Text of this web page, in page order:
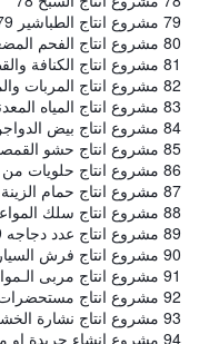
79 مشروع انتاج الطباشير 79
80 مشروع انتاج الفحم المضغوط 80
81 مشروع انتاج الكنافة والقطائف 81
82 مشروع انتاج المربات والمشروبات 82
83 مشروع انتاج المياه المعدنية 83
84 مشروع انتاج بيض الدواجن 84
85 مشروع انتاج حشو القمصان والبدل 85
86 مشروع انتاج حلويات من المنزل 86
87 مشروع انتاج حمام الزينة 87
88 مشروع انتاج سلك المواعين الاستنلس 88
89 مشروع انتاج عدد دجاجه 89
90 مشروع انتاج فرش السيارات 90
91 مشروع انتاج مربى الـموالح 91
92 مشروع انتاج مستحضرات التجميل 92
93 مشروع انتاج نشارة الخشب 93
94 مشروع انشاء جريدة او مجلة 94